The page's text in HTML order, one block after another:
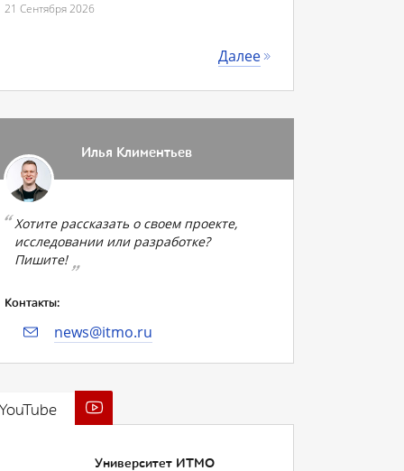
21 Сентября 2026
Далее
Илья Климентьев
Хотите рассказать о своем проекте,
исследовании или разработке?
Пишите!
Контакты:
news@itmo.ru
Университет ИТМО